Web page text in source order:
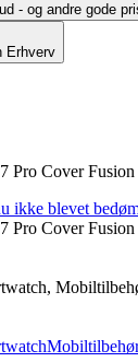
- og andre gode
Erhverv
Pro Cover
ikke blevet
Pro Cover